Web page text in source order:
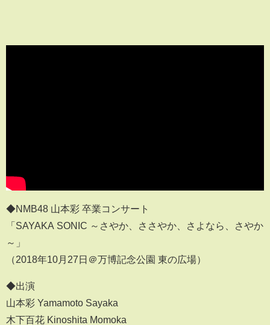
◆NMB48 山本彩 卒業コンサート
「SAYAKA SONIC ～さやか、ささやか、さよなら、さやか
～」
（2018年10月27日＠万博記念公園 東の広場）
◆出演
山本彩 Yamamoto Sayaka
木下百花 Kinoshita Momoka